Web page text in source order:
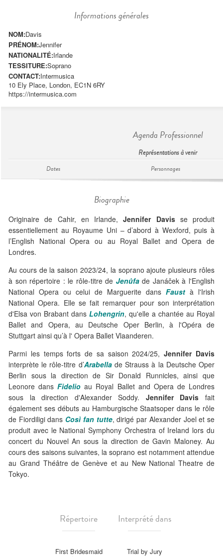
Informations générales
NOM:Davis
PRÉNOM:Jennifer
NATIONALITÉ:Irlande
TESSITURE:Soprano
CONTACT:Intermusica
10 Ely Place, London, EC1N 6RY
https://intermusica.com
Agenda Professionnel
Représentations à venir
Dates Personnages
Biographie
Originaire de Cahir, en Irlande,Jennifer Davisse produit
essentiellement au Royaume Uni – d’abord à Wexford, puis à
l’English National Opera ou au Royal Ballet and Opera de
Londres.
Au cours de la saison 2023/24, la soprano ajoute plusieurs rôles
à son répertoire : le rôle-titre de Jenůfade Janáček à l'English
National Opera ou celui de Marguerite dans Faust à l'Irish
National Opera. Elle se fait remarquer pour son interprétation
d'Elsa von Brabant dans Lohengrin, qu'elle a chantée au Royal
Ballet and Opera, au Deutsche Oper Berlin, à l'Opéra de
Stuttgart ainsi qu’à l' Opera Ballet Vlaanderen.
Parmi les temps forts de sa saison 2024/25,Jennifer Davis
interprète le rôle-titre d’Arabellade Strauss à la Deutsche Oper
Berlin sous la direction de Sir Donald Runnicles, ainsi que
Leonore dansFidelio au Royal Ballet and Opera de Londres
sous la direction d'Alexander Soddy. Jennifer Davis fait
également ses débuts au Hamburgische Staatsoper dans le rôle
de Fiordiligi dans Così fan tutte, dirigé par Alexander Joel et se
produit avec le National Symphony Orchestra of Ireland lors du
concert du Nouvel An sous la direction de Gavin Maloney. Au
cours des saisons suivantes, la soprano est notamment attendue
au Grand Théâtre de Genève et au New National Theatre de
Tokyo.
Répertoire Interprété dans
First Bridesmaid
Trial by Jury